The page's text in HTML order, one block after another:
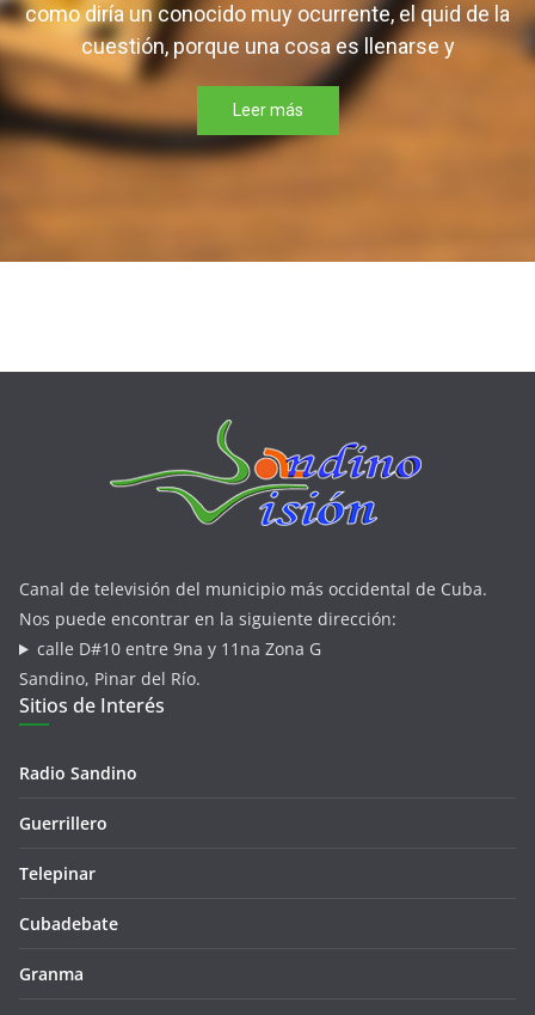
como diría un conocido muy ocurrente, el quid de la
cuestión, porque una cosa es llenarse y
Leer más
Canal de televisión del municipio más occidental de Cuba.
Nos puede encontrar en la siguiente dirección:
calle D#10 entre 9na y 11na Zona G
Sandino, Pinar del Río.
Sitios de Interés
Radio Sandino
Guerrillero
Telepinar
Cubadebate
Granma